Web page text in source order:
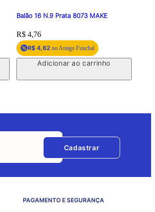
Balão 16 N.9 Prata 8073 MAKE
Price:
R$ 4,76
R$ 4,62 no Amigo Funchal
Adicionar ao carrinho
Cadastrar
PAGAMENTO E SEGURANÇA